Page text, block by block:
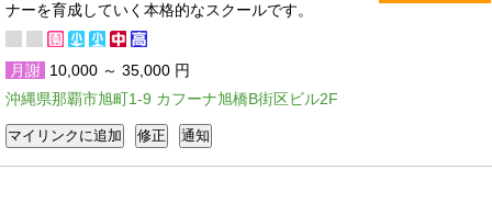
ナーを育成していく本格的なスクールです。
月謝 10,000 ～ 35,000 円
沖縄県那覇市旭町1-9 カフーナ旭橋B街区ビル2F